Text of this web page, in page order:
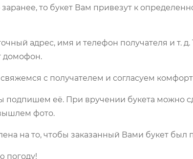
то букет Вам привезут к
адрес, имя и телефон получателя и т.
домофон.
с получателем и согласуем
подпишем её. При вручении букета можно
фото.
на то, чтобы заказанный Вами букет
погоду!